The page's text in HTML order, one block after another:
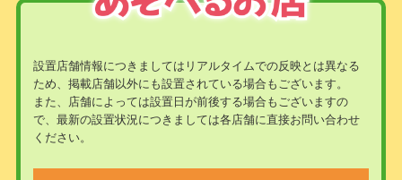
設置店舗情報につきましてはリアルタイムでの反映とは異なる
ため、掲載店舗以外にも設置されている場合もございます。
また、店舗によっては設置日が前後する場合もございますの
で、最新の設置状況につきましては各店舗に直接お問い合わせ
ください。